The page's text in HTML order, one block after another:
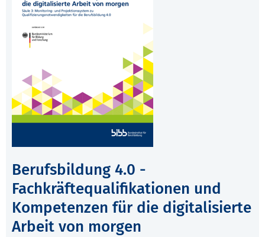
Berufsbildung 4.0 -
Fachkräftequalifikationen und
Kompetenzen für die digitalisierte
Arbeit von morgen